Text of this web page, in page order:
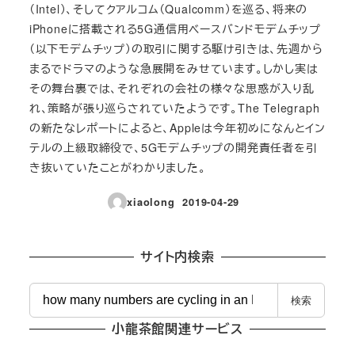
（Intel）、そしてクアルコム（Qualcomm）を巡る、将来の
iPhoneに搭載される5G通信用ベースバンドモデムチップ
（以下モデムチップ）の取引に関する駆け引きは、先週から
まるでドラマのような急展開をみせています。しかし実は
その舞台裏では、それぞれの会社の様々な思惑が入り乱
れ、策略が張り巡らされていたようです。The Telegraph
の新たなレポートによると、Appleは今年初めになんとイン
テルの上級取締役で、5Gモデムチップの開発責任者を引
き抜いていたことがわかりました。
xiaolong
投稿日
2019-04-29
サイト内検索
索
検索
小龍茶館関連サービス